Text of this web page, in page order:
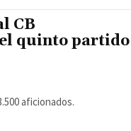
CB
quinto partido
aficionados.